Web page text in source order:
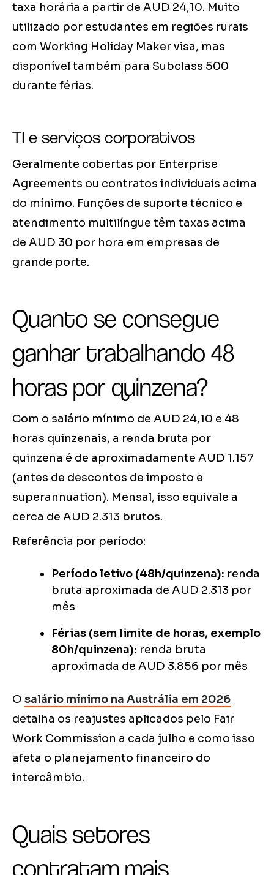
taxa horária a partir de AUD 24,10. Muito
utilizado por estudantes em regiões rurais
com Working Holiday Maker visa, mas
disponível também para Subclass 500
durante férias.
TI e serviços corporativos
Geralmente cobertas por Enterprise
Agreements ou contratos individuais acima
do mínimo. Funções de suporte técnico e
atendimento multilíngue têm taxas acima
de AUD 30 por hora em empresas de
grande porte.
Quanto se consegue
ganhar trabalhando 48
horas por quinzena?
Com o salário mínimo de AUD 24,10 e 48
horas quinzenais, a renda bruta por
quinzena é de aproximadamente AUD 1.157
(antes de descontos de imposto e
superannuation). Mensal, isso equivale a
cerca de AUD 2.313 brutos.
Referência por período:
Período letivo (48h/quinzena): renda
bruta aproximada de AUD 2.313 por
mês
Férias (sem limite de horas, exemplo
80h/quinzena): renda bruta
aproximada de AUD 3.856 por mês
O salário mínimo na Austrália em 2026
detalha os reajustes aplicados pelo Fair
Work Commission a cada julho e como isso
afeta o planejamento financeiro do
intercâmbio.
Quais setores
contratam mais